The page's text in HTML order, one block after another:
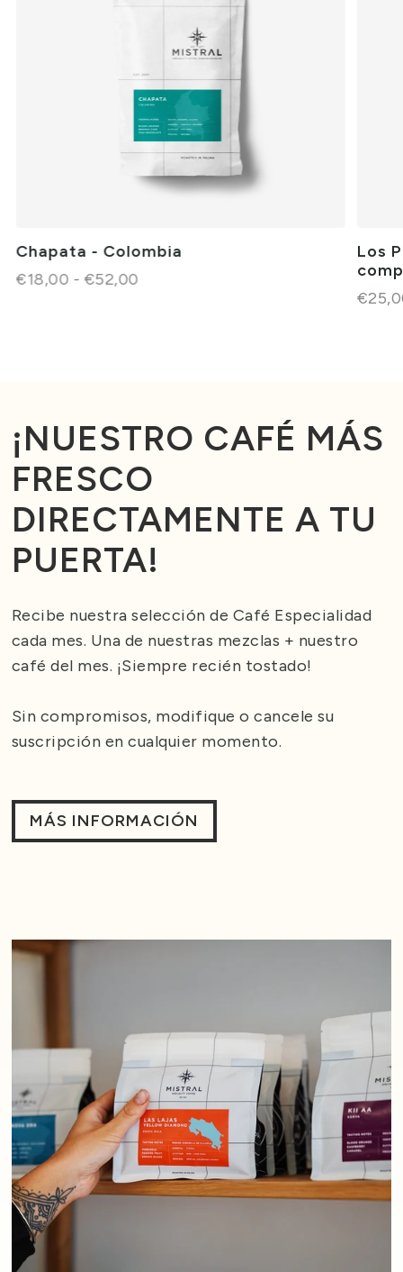
Chapata - Colombia
€18,00 - €52,00
Los
¡NUESTRO CAFÉ MÁS
FRESCO
DIRECTAMENTE A TU
PUERTA!
Recibe nuestra selección de Café Especialidad
cada mes. Una de nuestras mezclas + nuestro
café del mes. ¡Siempre recién tostado!
Sin compromisos, modifique o cancele su
suscripción en cualquier momento.
MÁS INFORMACIÓN